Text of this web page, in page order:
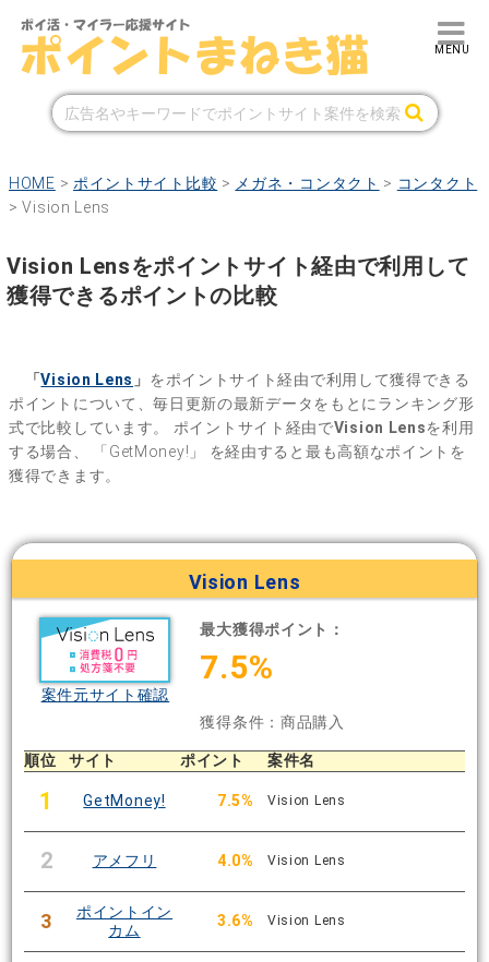
HOME > ポイントサイト比較 > メガネ・コンタクト > コンタクト
>Vision Lens
Vision Lensをポイントサイト経由で利用して
獲得できるポイントの比較
「Vision Lens 」 をポイントサイト経由で利用して獲得できる
ポイントについて、毎日更新の最新データをもとにランキング形
式で比較しています。 ポイントサイト経由でVision Lensを利用
する場合、
「GetMoney!」
を経由すると最も高額なポイントを
獲得できます。
Vision Lens
案件元サイト確認
最大獲得ポイント：
7.5%
獲得条件：商品購入
順位 サイト ポイント 案件名
1 GetMoney! 7.5% Vision Lens
2 アメフリ 4.0% Vision Lens
3
ポイントイン
カム
3.6% Vision Lens